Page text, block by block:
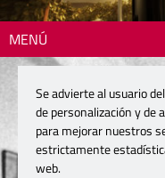
MENÚ
Se advierte al usuario
de personalización y de
para mejorar nuestros
estrictamente
web.